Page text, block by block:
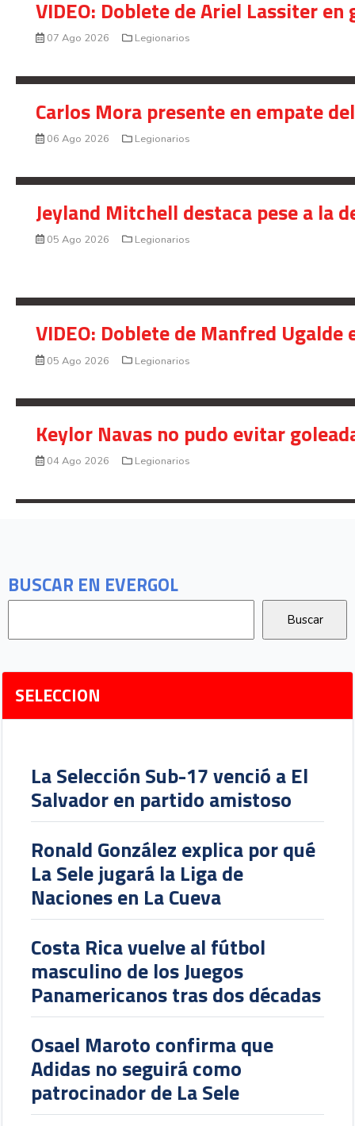
BUSCAR EN EVERGOL
SELECCION
La Selección Sub-17 venció a El
Salvador en partido amistoso
Ronald González explica por qué
La Sele jugará la Liga de
Naciones en La Cueva
Costa Rica vuelve al fútbol
masculino de los Juegos
Panamericanos tras dos décadas
Osael Maroto confirma que
Adidas no seguirá como
patrocinador de La Sele
VIDEO: Doblete de Ariel Lassiter
07 Ago 2026 Legionarios
Carlos Mora presente en empate
06 Ago 2026 Legionarios
Jeyland Mitchell destaca pese a la
05 Ago 2026 Legionarios
VIDEO: Doblete de Manfred
05 Ago 2026 Legionarios
Keylor Navas no pudo evitar
04 Ago 2026 Legionarios